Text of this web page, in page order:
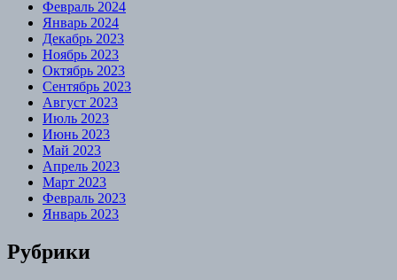
Февраль 2024
Январь 2024
Декабрь 2023
Ноябрь 2023
Октябрь 2023
Сентябрь 2023
Август 2023
Июль 2023
Июнь 2023
Май 2023
Апрель 2023
Март 2023
Февраль 2023
Январь 2023
Рубрики